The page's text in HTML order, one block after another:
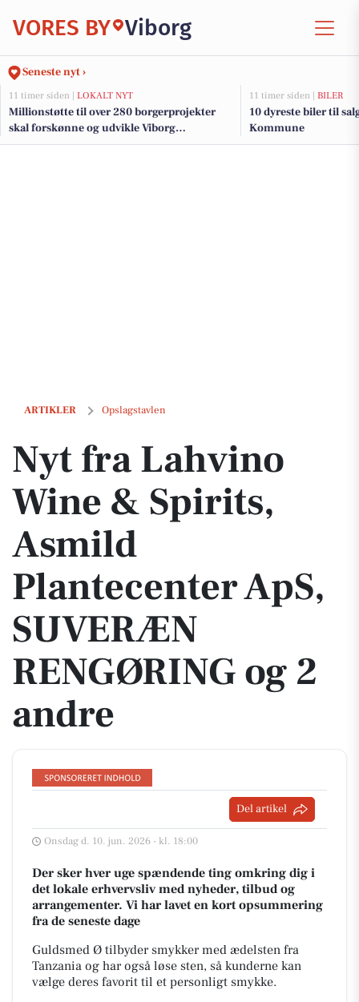
VORES BY Viborg
Seneste nyt ›
11 timer siden | LOKALT NYT
Millionstøtte til over 280 borgerprojekter
skal forskønne og udvikle Viborg
Kommunes mindre byer
11 timer siden | BILER
10 dyreste biler til
Kommune
ARTIKLER Opslagstavlen
Nyt fra Lahvino Wine & Spirits, Asmild Plantecenter ApS, SUVERÆN
Nyt fra Lahvino
Wine & Spirits,
Asmild
Plantecenter ApS,
SUVERÆN
RENGØRING og 2
andre
Del artikel
Onsdag d. 10. jun. 2026 - kl. 18:00
Der sker hver uge spændende ting omkring dig i
det lokale erhvervsliv med nyheder, tilbud og
arrangementer. Vi har lavet en kort opsummering
fra de seneste dage
Guldsmed Ø tilbyder smykker med ædelsten fra
Tanzania og har også løse sten, så kunderne kan
vælge deres favorit til et personligt smykke.